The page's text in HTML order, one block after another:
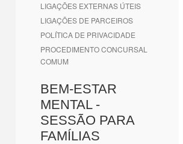
LIGAÇÕES EXTERNAS ÚTEIS
LIGAÇÕES DE PARCEIROS
POLÍTICA DE PRIVACIDADE
PROCEDIMENTO CONCURSAL
COMUM
BEM-ESTAR
MENTAL -
SESSÃO PARA
FAMÍLIAS